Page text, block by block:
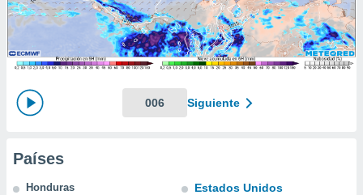
digital
basada
seguir
coste.
botón
006 Siguiente
Países
Honduras
Estados Unidos